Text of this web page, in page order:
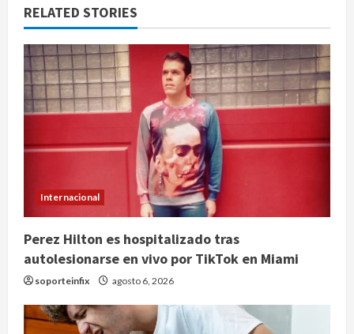
RELATED STORIES
Internacional
Perez Hilton es hospitalizado tras
autolesionarse en vivo por TikTok en Miami
soporteinfix agosto 6, 2026